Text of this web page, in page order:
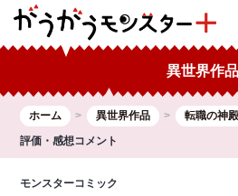
異世界作品
ホーム 異世界作品
転職の神
評価・感想コメント
モンスターコミック